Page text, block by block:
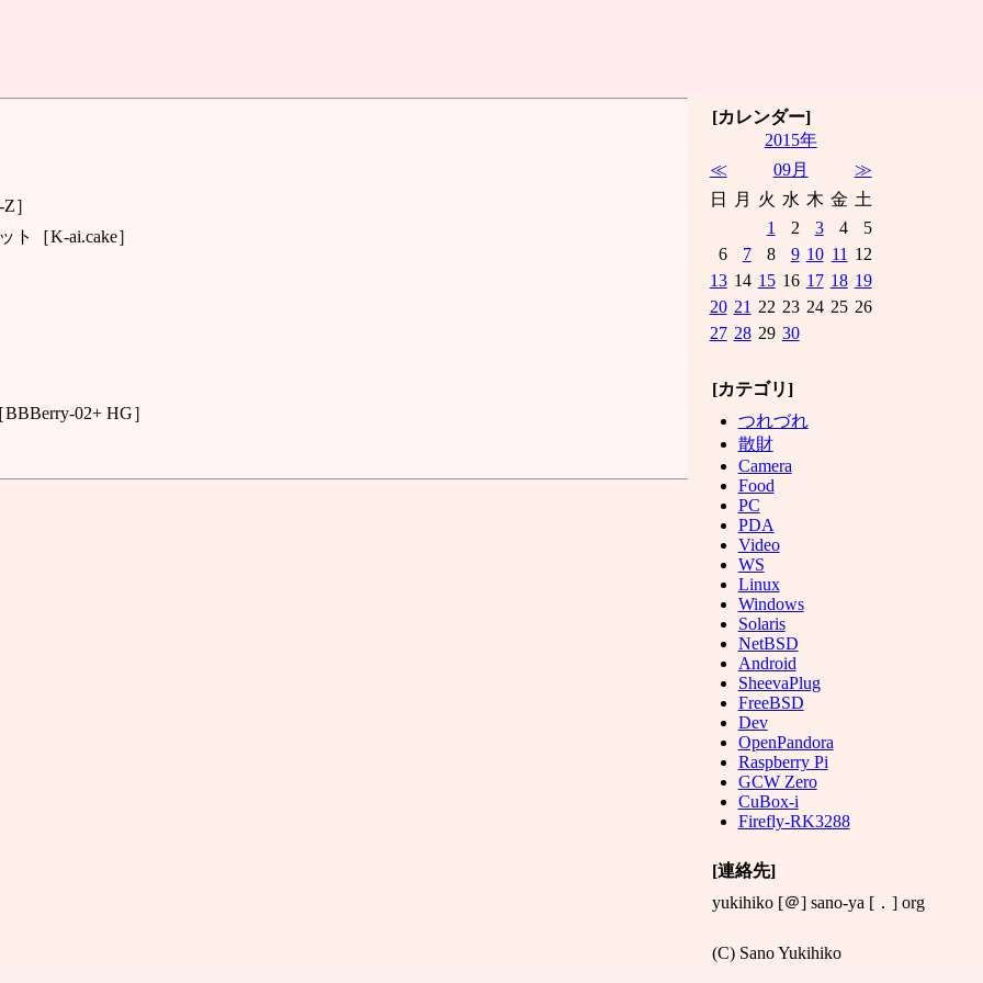
］
ト［K-ai.cake］
02+ HG］
[カレンダー]
2015年
≪
09月
≫
日
月 火 水 木 金 土
1
2 3 4
5
6
7 8 9 10 11 12
13 14 15 16 17 18 19
20 21 22 23 24 25 26
27 28 29 30
[カテゴリ]
つれづれ
散財
Camera
Food
PC
PDA
Video
WS
Linux
Windows
Solaris
NetBSD
Android
SheevaPlug
FreeBSD
Dev
OpenPandora
Raspberry Pi
GCW Zero
CuBox-i
Firefly-RK3288
[連絡先]
yukihiko [＠] sano-ya [．] org
(C) Sano Yukihiko